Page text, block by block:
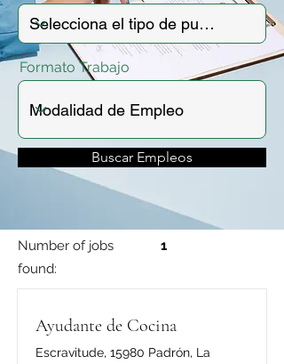
Formato Trabajo
Buscar Empleos
Number of jobs
found:
1
Ayudante de Cocina
Escravitude, 15980 Padrón, La